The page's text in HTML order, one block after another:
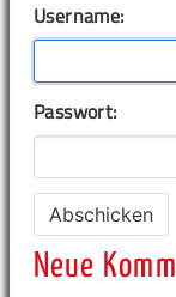
Username:
Passwort:
Neue